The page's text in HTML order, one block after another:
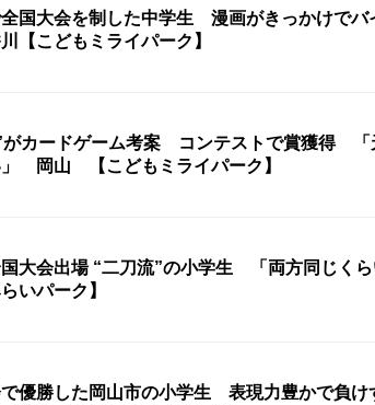
国大会を制した中学生 漫画がきっかけでバ
【こどもミライパーク】
がカードゲーム考案 コンテストで賞獲得 「
」 岡山 【こどもミライパーク】
大会出場 “二刀流”の小学生 「両方同じく
いパーク】
優勝した岡山市の小学生 表現力豊かで負け